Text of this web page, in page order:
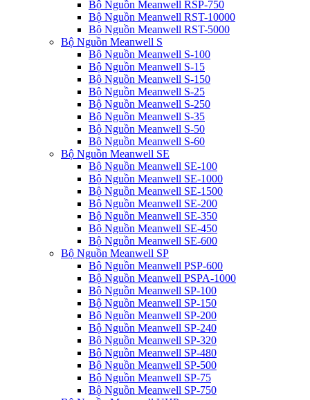
Bộ Nguồn Meanwell RSP-750
Bộ Nguồn Meanwell RST-10000
Bộ Nguồn Meanwell RST-5000
Bộ Nguồn Meanwell S
Bộ Nguồn Meanwell S-100
Bộ Nguồn Meanwell S-15
Bộ Nguồn Meanwell S-150
Bộ Nguồn Meanwell S-25
Bộ Nguồn Meanwell S-250
Bộ Nguồn Meanwell S-35
Bộ Nguồn Meanwell S-50
Bộ Nguồn Meanwell S-60
Bộ Nguồn Meanwell SE
Bộ Nguồn Meanwell SE-100
Bộ Nguồn Meanwell SE-1000
Bộ Nguồn Meanwell SE-1500
Bộ Nguồn Meanwell SE-200
Bộ Nguồn Meanwell SE-350
Bộ Nguồn Meanwell SE-450
Bộ Nguồn Meanwell SE-600
Bộ Nguồn Meanwell SP
Bộ Nguồn Meanwell PSP-600
Bộ Nguồn Meanwell PSPA-1000
Bộ Nguồn Meanwell SP-100
Bộ Nguồn Meanwell SP-150
Bộ Nguồn Meanwell SP-200
Bộ Nguồn Meanwell SP-240
Bộ Nguồn Meanwell SP-320
Bộ Nguồn Meanwell SP-480
Bộ Nguồn Meanwell SP-500
Bộ Nguồn Meanwell SP-75
Bộ Nguồn Meanwell SP-750